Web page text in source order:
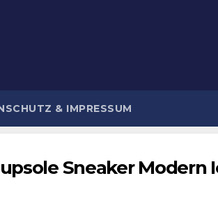
& IMPRESSUM
Sneaker Modern